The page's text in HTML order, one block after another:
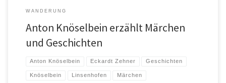
WANDERUNG
Anton Knöselbein erzählt Märchen
und Geschichten
Anton Knöselbein Eckardt Zehner Geschichten
Knöselbein Linsenhofen Märchen